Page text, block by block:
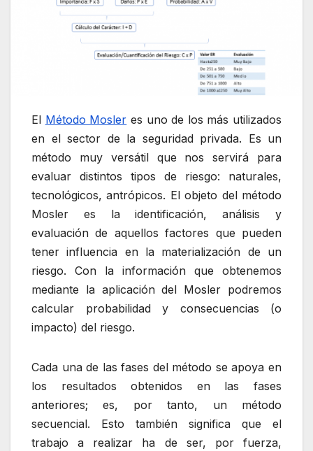
El Método Mosler es uno de los más utilizados
en el sector de la seguridad privada. Es un
método muy versátil que nos servirá para
evaluar distintos tipos de riesgo: naturales,
tecnológicos, antrópicos. El objeto del método
Mosler es la identificación, análisis y
evaluación de aquellos factores que pueden
tener influencia en la materialización de un
riesgo. Con la información que obtenemos
mediante la aplicación del Mosler podremos
calcular probabilidad y consecuencias (o
impacto) del riesgo.
Cada una de las fases del método se apoya en
los resultados obtenidos en las fases
anteriores; es, por tanto, un método
secuencial. Esto también significa que el
trabajo a realizar ha de ser, por fuerza,